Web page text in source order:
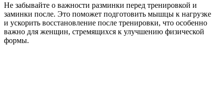
Не забывайте о важности разминки перед тренировкой и
заминки после. Это поможет подготовить мышцы к нагрузке
и ускорить восстановление после тренировки, что особенно
важно для женщин, стремящихся к улучшению физической
формы.